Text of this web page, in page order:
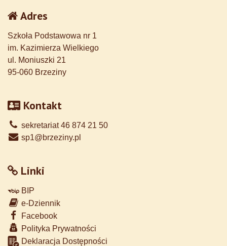
Adres
Szkoła Podstawowa nr 1
im. Kazimierza Wielkiego
ul. Moniuszki 21
95-060 Brzeziny
Kontakt
sekretariat 46 874 21 50
sp1@brzeziny.pl
Linki
BIP
e-Dziennik
Facebook
Polityka Prywatności
Deklaracja Dostępności